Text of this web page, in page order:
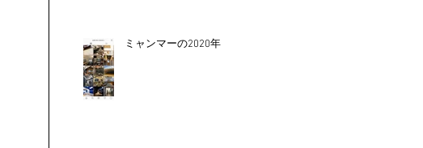
ミャンマーの2020年